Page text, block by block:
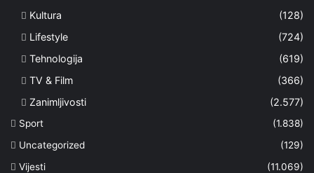
Kultura
(128)
Lifestyle
(724)
Tehnologija
(619)
TV & Film
(366)
Zanimljivosti
(2.577)
Sport
(1.838)
Uncategorized
(129)
Vijesti
(11.069)